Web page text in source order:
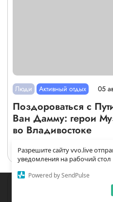
Разрешите сайту vvo.live
уведомления на рабочий стол
Powered by SendPulse
Закладки
Люди Активный отдых 05
Поздороваться с
Ван Дамму: герои
во Владивостоке